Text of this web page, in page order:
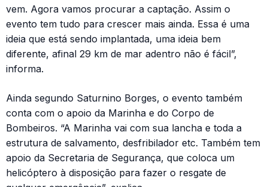
vem. Agora vamos procurar a captação. Assim o
evento tem tudo para crescer mais ainda. Essa é uma
ideia que está sendo implantada, uma ideia bem
diferente, afinal 29 km de mar adentro não é fácil”,
informa.
Ainda segundo Saturnino Borges, o evento também
conta com o apoio da Marinha e do Corpo de
Bombeiros. “A Marinha vai com sua lancha e toda a
estrutura de salvamento, desfribilador etc. Também tem
apoio da Secretaria de Segurança, que coloca um
helicóptero à disposição para fazer o resgate de